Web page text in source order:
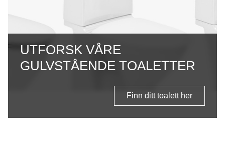
UTFORSK VÅRE
GULVSTÅENDE TOALETTER
Finn ditt toalett her